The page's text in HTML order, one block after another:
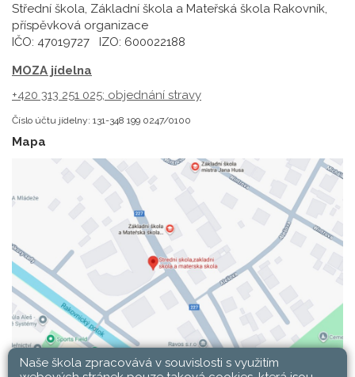
Střední škola, Základní škola a Mateřská škola Rakovník,
příspěvková organizace
IČO: 47019727 IZO: 600022188
MOZA jídelna
+420 313 251 025; objednání stravy
Číslo účtu jídelny: 131-348 199 0247/0100
Mapa
Naše škola zpracovává v souvislosti s využitím